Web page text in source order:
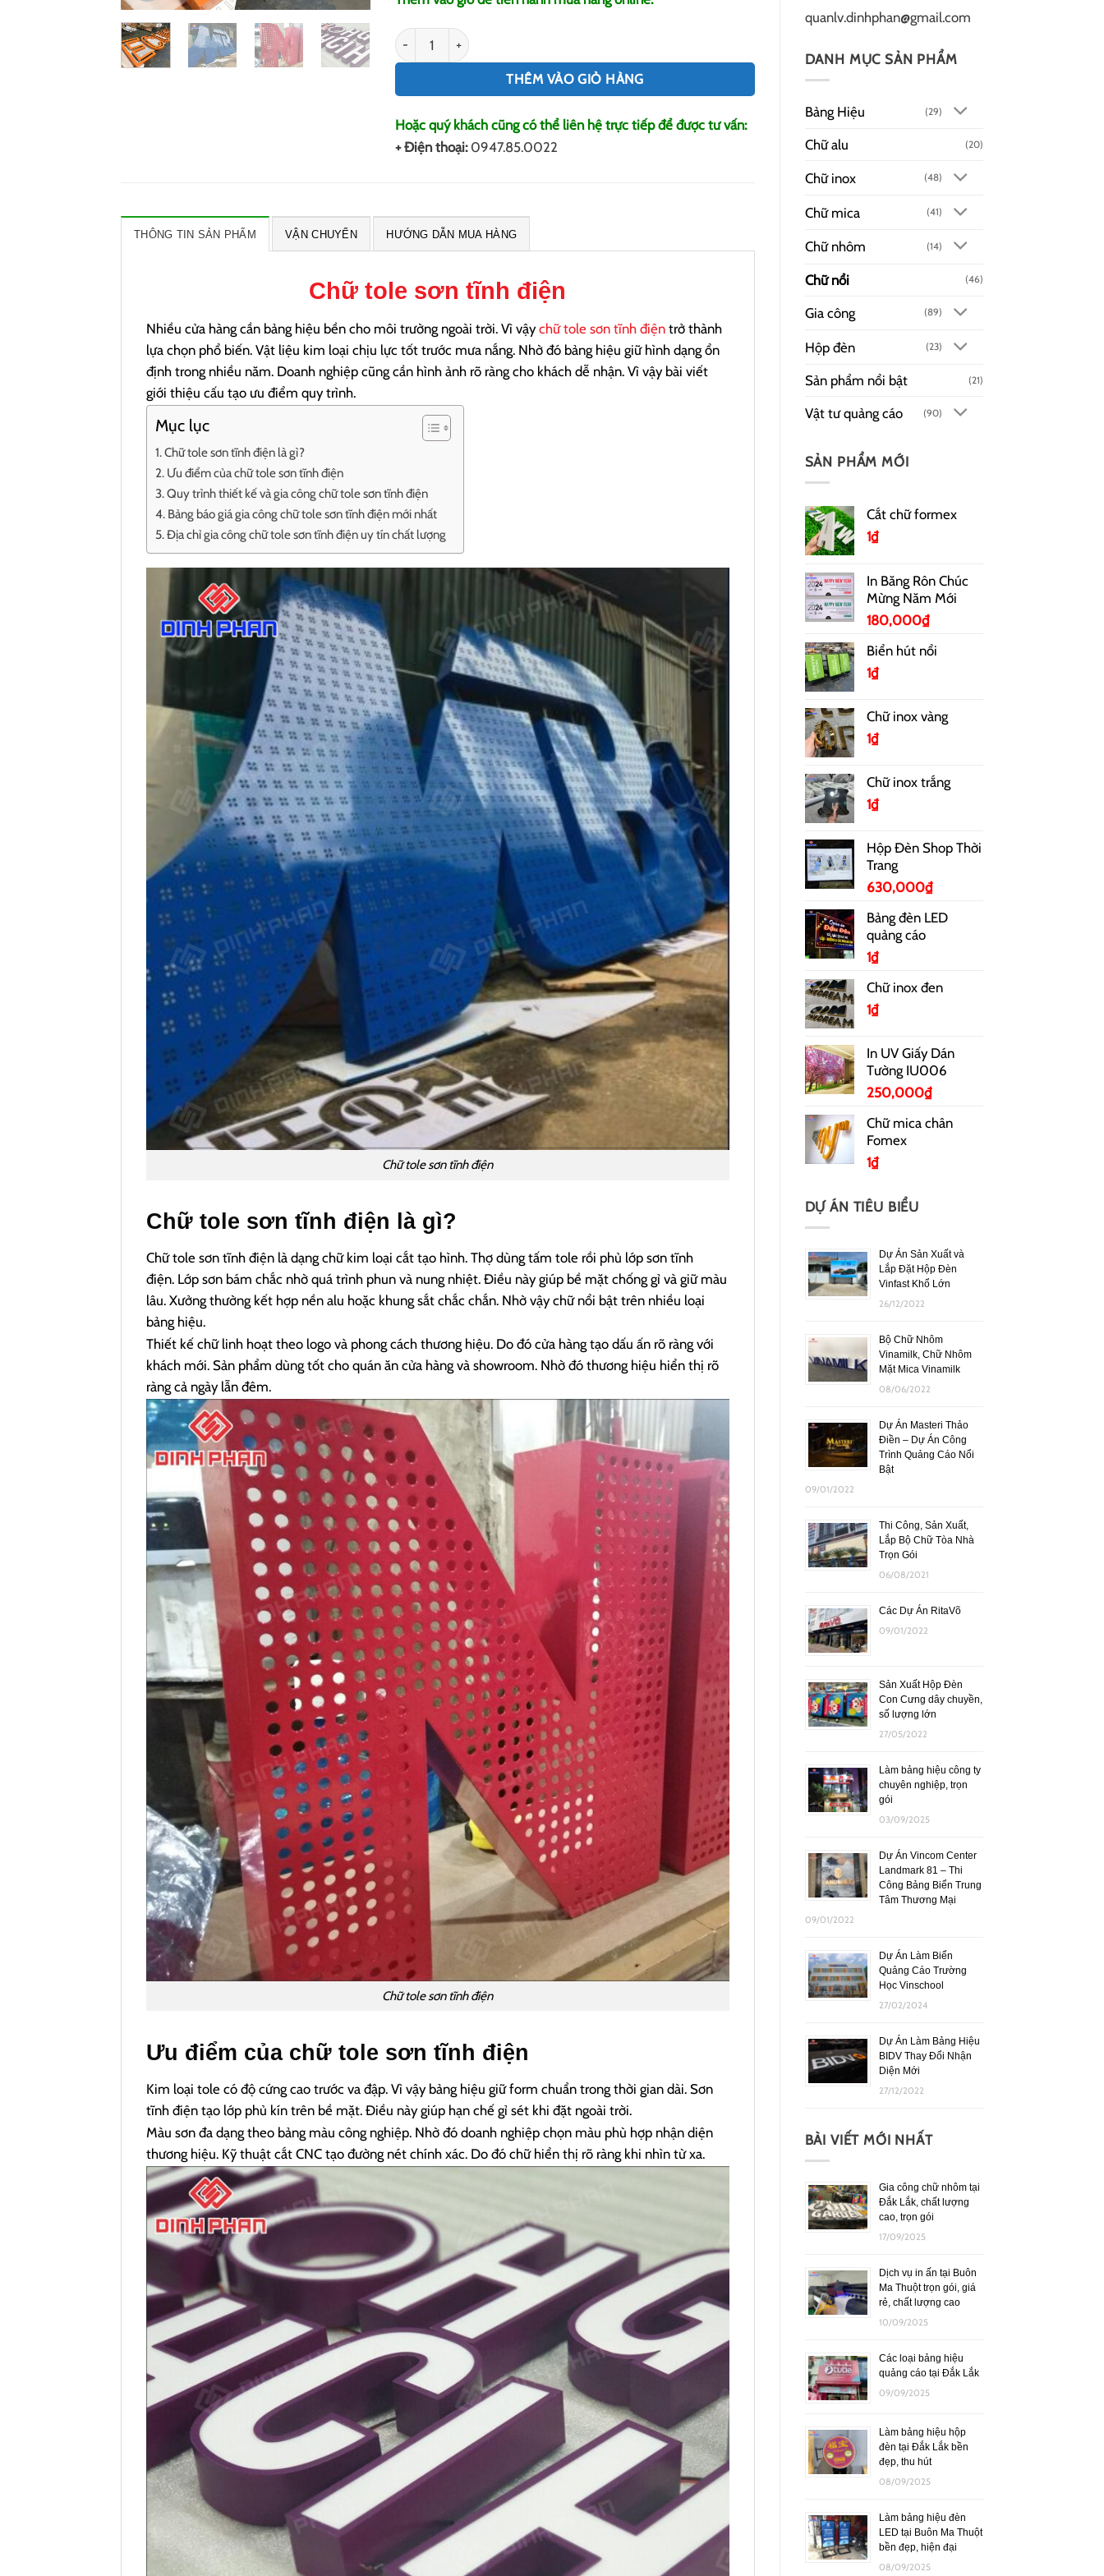
quanlv.dinhphan@gmail.com
DANH MỤC SẢN PHẨM
Bảng Hiệu (29)
Chữ alu (20)
Chữ inox (48)
Chữ mica (41)
Chữ nhôm (14)
Chữ nổi (46)
Gia công (89)
Hộp đèn (23)
Sản phẩm nổi bật (21)
Vật tư quảng cáo (90)
SẢN PHẨM MỚI
Cắt chữ formex
1₫
In Băng Rôn Chúc
Mừng Năm Mới
180,000₫
Biển hút nổi
1₫
Chữ inox vàng
1₫
Chữ inox trắng
1₫
Hộp Đèn Shop Thời
Trang
630,000₫
Bảng đèn LED
quảng cáo
1₫
Chữ inox đen
1₫
In UV Giấy Dán
Tường IU006
250,000₫
Chữ mica chân
Fomex
1₫
DỰ ÁN TIÊU BIỂU
Dự Án Sản Xuất và
Lắp Đặt Hộp Đèn
Vinfast Khổ Lớn
26/12/2022
Bộ Chữ Nhôm
Vinamilk, Chữ Nhôm
Mặt Mica Vinamilk
08/06/2022
Dự Án Masteri Thảo
Điền – Dự Án Công
Trình Quảng Cáo Nổi
Bật
09/01/2022
Thi Công, Sản Xuất,
Lắp Bộ Chữ Tòa Nhà
Trọn Gói
06/08/2021
Các Dự Án RitaVõ
09/01/2022
Sản Xuất Hộp Đèn
Con Cưng dây chuyền,
số lượng lớn
27/05/2022
Làm bảng hiệu công ty
chuyên nghiệp, trọn
gói
03/09/2025
Dự Án Vincom Center
Landmark 81 – Thi
Công Bảng Biển Trung
Tâm Thương Mại
09/01/2022
Dự Án Làm Biển
Quảng Cáo Trường
Học Vinschool
27/02/2024
Dự Án Làm Bảng Hiệu
BIDV Thay Đổi Nhận
Diện Mới
27/12/2022
BÀI VIẾT MỚI NHẤT
Gia công chữ nhôm tại
Đắk Lắk, chất lượng
cao, trọn gói
17/09/2025
Dịch vụ in ấn tại Buôn
Ma Thuột trọn gói, giá
rẻ, chất lượng cao
10/09/2025
Các loại bảng hiệu
quảng cáo tại Đắk Lắk
09/09/2025
Làm bảng hiệu hộp
đèn tại Đắk Lắk bền
đẹp, thu hút
08/09/2025
Làm bảng hiệu đèn
LED tại Buôn Ma Thuột
bền đẹp, hiện đại
08/09/2025
Chữ tole sơn tĩnh điện số lượng
THÊM VÀO GIỎ HÀNG
Hoặc quý khách cũng có thể liên hệ trực tiếp để được tư vấn:
+ Điện thoại: 0947.85.0022
THÔNG TIN SẢN PHẨM VẬN CHUYỂN HƯỚNG DẪN MUA HÀNG
Chữ tole sơn tĩnh điện
Nhiều cửa hàng cần bảng hiệu bền cho môi trường ngoài trời. Vì vậy chữ tole sơn tĩnh điện trở thành
lựa chọn phổ biến. Vật liệu kim loại chịu lực tốt trước mưa nắng. Nhờ đó bảng hiệu giữ hình dạng ổn
định trong nhiều năm. Doanh nghiệp cũng cần hình ảnh rõ ràng cho khách dễ nhận. Vì vậy bài viết
giới thiệu cấu tạo ưu điểm quy trình.
Mục lục
Chữ tole sơn tĩnh điện là gì?
Ưu điểm của chữ tole sơn tĩnh điện
Quy trình thiết kế và gia công chữ tole sơn tĩnh điện
Bảng báo giá gia công chữ tole sơn tĩnh điện mới nhất
Địa chỉ gia công chữ tole sơn tĩnh điện uy tín chất lượng
Chữ tole sơn tĩnh điện
Chữ tole sơn tĩnh điện là gì?
Chữ tole sơn tĩnh điện là dạng chữ kim loại cắt tạo hình. Thợ dùng tấm tole rồi phủ lớp sơn tĩnh
điện. Lớp sơn bám chắc nhờ quá trình phun và nung nhiệt. Điều này giúp bề mặt chống gỉ và giữ màu
lâu. Xưởng thường kết hợp nền alu hoặc khung sắt chắc chắn. Nhờ vậy chữ nổi bật trên nhiều loại
bảng hiệu.
Thiết kế chữ linh hoạt theo logo và phong cách thương hiệu. Do đó cửa hàng tạo dấu ấn rõ ràng với
khách mới. Sản phẩm dùng tốt cho quán ăn cửa hàng và showroom. Nhờ đó thương hiệu hiển thị rõ
ràng cả ngày lẫn đêm.
Chữ tole sơn tĩnh điện
Ưu điểm của chữ tole sơn tĩnh điện
Kim loại tole có độ cứng cao trước va đập. Vì vậy bảng hiệu giữ form chuẩn trong thời gian dài. Sơn
tĩnh điện tạo lớp phủ kín trên bề mặt. Điều này giúp hạn chế gỉ sét khi đặt ngoài trời.
Màu sơn đa dạng theo bảng màu công nghiệp. Nhờ đó doanh nghiệp chọn màu phù hợp nhận diện
thương hiệu. Kỹ thuật cắt CNC tạo đường nét chính xác. Do đó chữ hiển thị rõ ràng khi nhìn từ xa.